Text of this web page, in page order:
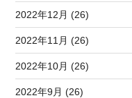
2022年12月 (26)
2022年11月 (26)
2022年10月 (26)
2022年9月 (26)